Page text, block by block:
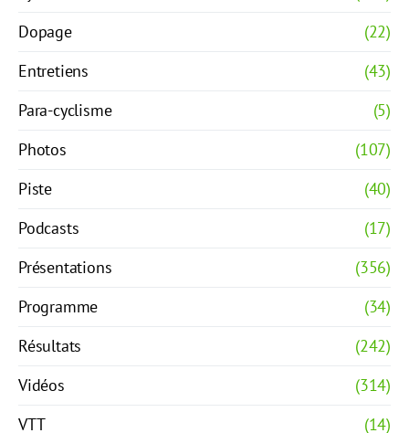
Dopage
(22)
Entretiens
(43)
Para-cyclisme
(5)
Photos
(107)
Piste
(40)
Podcasts
(17)
Présentations
(356)
Programme
(34)
Résultats
(242)
Vidéos
(314)
VTT
(14)